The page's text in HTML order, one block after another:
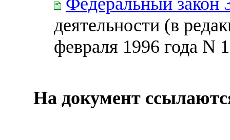
деятельности (в
февраля 1996 года N
На документ